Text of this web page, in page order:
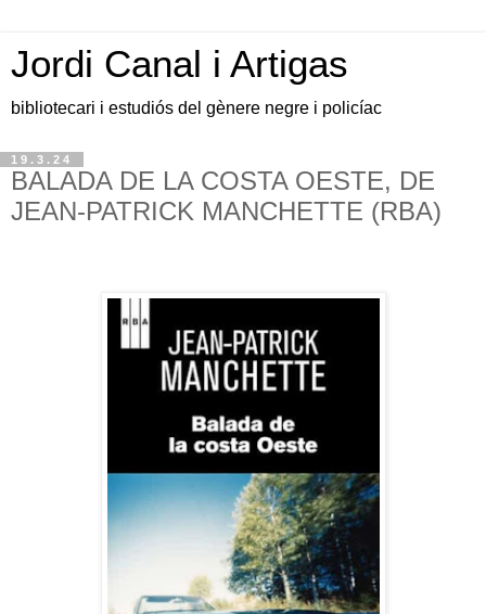
Jordi Canal i Artigas
bibliotecari i estudiós del gènere negre i policíac
19.3.24
BALADA DE LA COSTA OESTE, DE
JEAN-PATRICK MANCHETTE (RBA)